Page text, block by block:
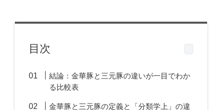
目次
結論：金華豚と三元豚の違いが一目でわか
る比較表
金華豚と三元豚の定義と「分類学上」の違